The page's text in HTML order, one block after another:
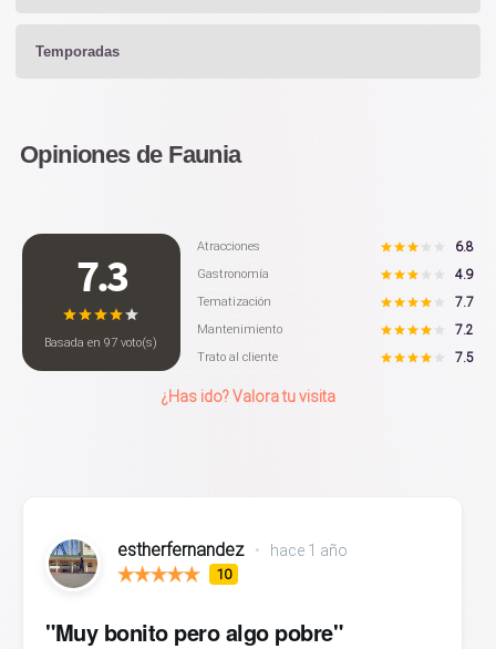
Temporadas
Opiniones de Faunia
7.3
Basada en97 voto(s)
Atracciones 6.8
Gastronomía 4.9
Tematización 7.7
Mantenimiento 7.2
Trato al cliente 7.5
¿Has ido? Valora tu visita
estherfernandez • hace 1 año
10
"Muy bonito pero algo pobre"